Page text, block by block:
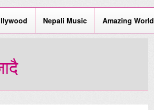
Nepali Music Amazing World